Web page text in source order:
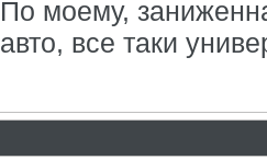
По моему,
авто, все таки